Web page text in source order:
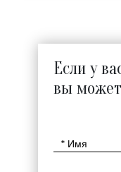
Если у
вы